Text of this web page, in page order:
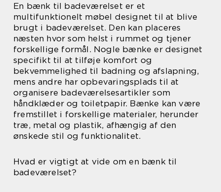
En bænk til badeværelset er et
multifunktionelt møbel designet til at blive
brugt i badeværelset. Den kan placeres
næsten hvor som helst i rummet og tjener
forskellige formål. Nogle bænke er designet
specifikt til at tilføje komfort og
bekvemmelighed til badning og afslapning,
mens andre har opbevaringsplads til at
organisere badeværelsesartikler som
håndklæder og toiletpapir. Bænke kan være
fremstillet i forskellige materialer, herunder
træ, metal og plastik, afhængig af den
ønskede stil og funktionalitet.
Hvad er vigtigt at vide om en bænk til
badeværelset?